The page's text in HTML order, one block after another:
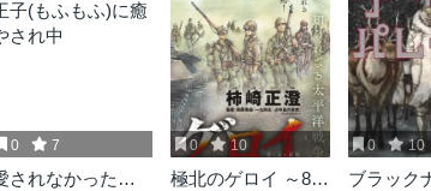
0 7
されなかった社
0 10
極北のゲロイ ～8月
0 10
ブラック